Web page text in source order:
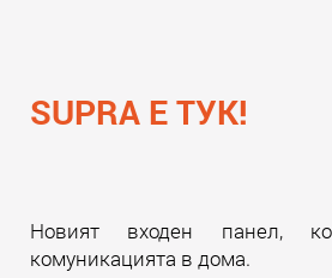
SUPRA Е ТУК!
Новият входен панел,
комуникацията в дома.